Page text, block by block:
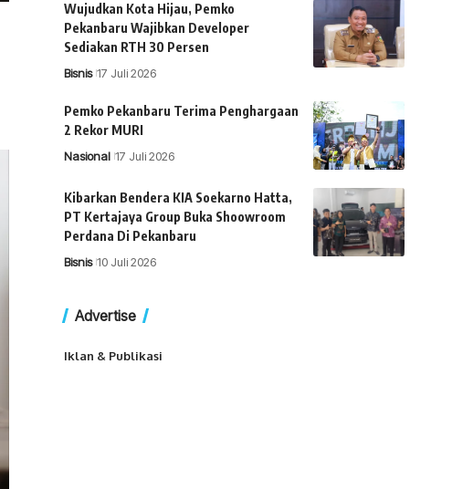
Wujudkan Kota Hijau, Pemko
Pekanbaru Wajibkan Developer
Sediakan RTH 30 Persen
Bisnis 17 Juli 2026
Pemko Pekanbaru Terima Penghargaan
2 Rekor MURI
Nasional 17 Juli 2026
Kibarkan Bendera KIA Soekarno Hatta,
PT Kertajaya Group Buka Shoowroom
Perdana Di Pekanbaru
Bisnis 10 Juli 2026
Advertise
Iklan & Publikasi